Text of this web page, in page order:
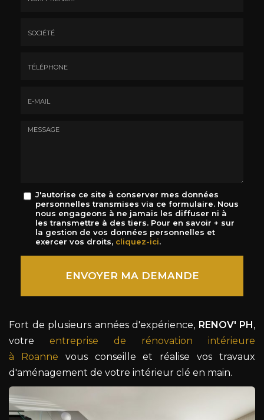
Message
J'autorise ce site à conserver mes données
personnelles transmises via ce formulaire. Nous
nous engageons à ne jamais les diffuser ni à
les transmettre à des tiers. Pour en savoir + sur
la gestion de vos données personnelles et
exercer vos droits, cliquez-ici.
Acceptation
ENVOYER MA DEMANDE
Fort de plusieurs années d'expérience, RENOV' PH ,
votre entreprise de rénovation intérieure
à Roanne vous conseille et réalise vos travaux
d'aménagement de votre intérieur clé en main.